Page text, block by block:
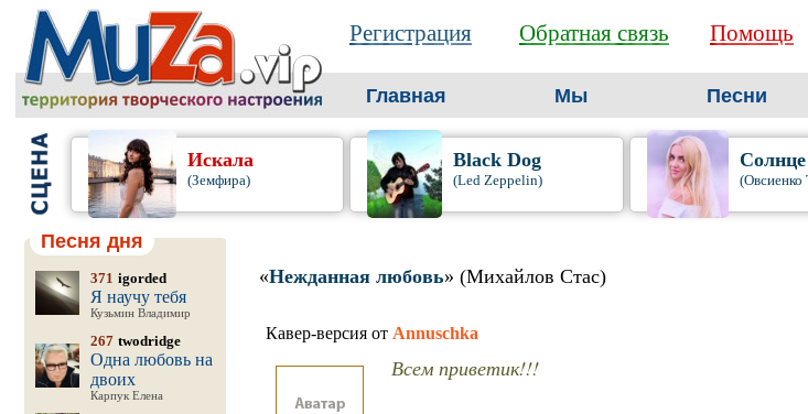
Регистрация Обратная связь Помощь
Главная Мы Песни
Искала
(Земфира)
Black Dog
(Led Zeppelin) (Овсиенко
Песня дня
371 igorded
Я научу тебя
Кузьмин Владимир
267 twodridge
Одна любовь на
двоих
Карпук Елена
«Нежданная любовь» (Михайлов Стас)
Кавер-версия от Annuschka
Всем приветик!!!